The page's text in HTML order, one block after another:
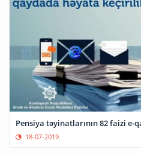
Pensiya təyinatlarının 82 faizi
18-07-2019